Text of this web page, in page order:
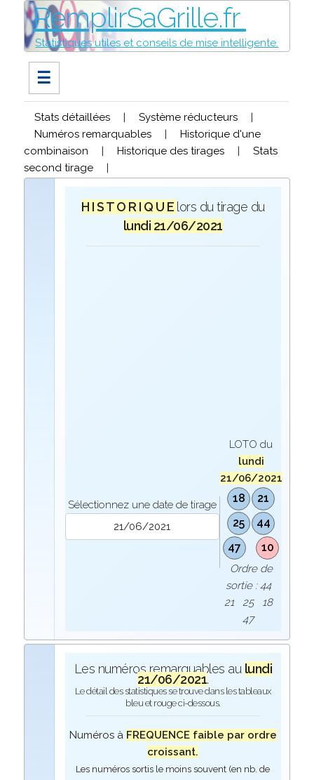
RemplirSaGrille.fr
Statistiques utiles et conseils de mise intelligente.
☰
Stats détaillées | Système réducteurs
|
Numéros remarquables
|
Historique d'une
combinaison
| Historique des tirages |
Stats
second tirage
|
H I S T O R I Q U E lors du tirage du
lundi 21/06/2021
Sélectionnez une date de tirage
LOTO du
lundi
21/06/2021
18
21
25
44
47
10
Ordre de
sortie : 44
21 25 18
47
Les numéros remarquables au lundi
21/06/2021.
Le détail des statistiques se trouve dans les tableaux
bleu et rouge ci-dessous.
Numéros à FREQUENCE faible par ordre
croissant.
Les numéros sortis le moins souvent (en nb. de